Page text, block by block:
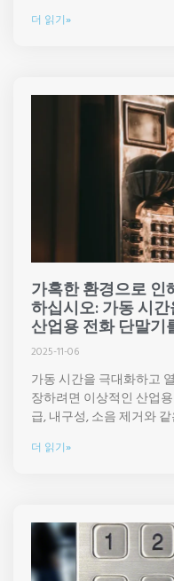
더 읽기»
가혹한 환경으로
하십시오: 가동 시
산업용 전화 단말기
2025-11-06
가동 시간을 극대화하고
장하려면 이상적인 산업
급, 내구성, 소음 제거와
더 읽기»